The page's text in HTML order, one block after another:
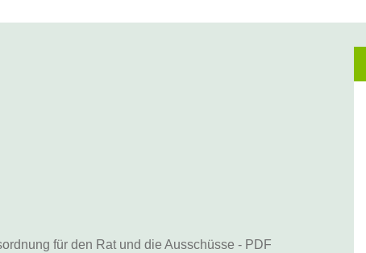
für den Rat und die Ausschüsse - PDF